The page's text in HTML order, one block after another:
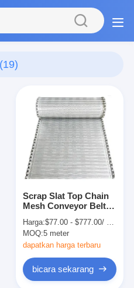
(19)
Scrap Slat Top Chain
Mesh Conveyor Belt
Manufaktur
Harga:$77.00 - $777.00/ Set|1 Set/Sets(Min. Order)
MOQ:5 meter
dapatkan harga terbaru
bicara sekarang